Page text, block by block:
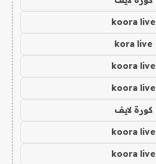
koora live
kora live
koora live
koora live
كورة لايف
koora live
koora live